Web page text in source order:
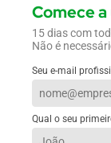
Comece
15 dias com
Não é
Seu e-mail
Qual o seu